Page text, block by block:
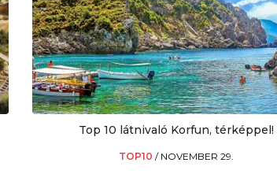
Top 10 látnivaló Korfun, térképpel!
TOP10 / NOVEMBER 29.